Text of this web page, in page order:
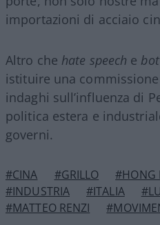
importazioni di acciaio
Altro che hate speech e bot
istituire una
indaghi sull’influenza di
politica estera e
governi.
#CINA #GRILLO #HONG
#INDUSTRIA
#ITALIA
#MATTEO RENZI